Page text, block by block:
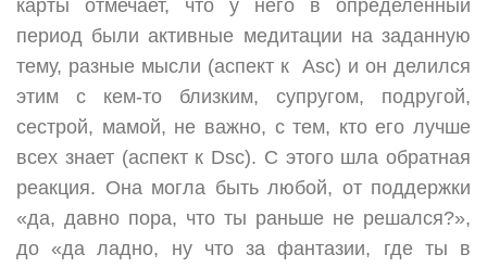
карты отмечает, что у него в определенный
период были активные медитации на заданную
тему, разные мысли (аспект к Asc) и он делился
этим с кем-то близким, супругом, подругой,
сестрой, мамой, не важно, с тем, кто его лучше
всех знает (аспект к Dsc). С этого шла обратная
реакция. Она могла быть любой, от поддержки
«да, давно пора, что ты раньше не решался?»,
до «да ладно, ну что за фантазии, где ты в